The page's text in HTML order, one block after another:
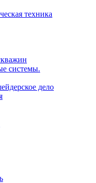
техника
системы.
дело